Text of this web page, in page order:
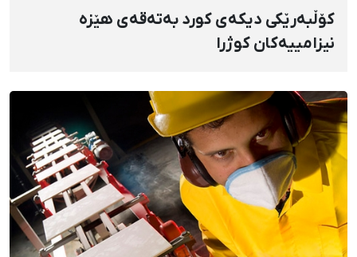
کۆڵبەرێکی دیکەی کورد بەتەقەی هێزە
نیزامییەکان کوژرا